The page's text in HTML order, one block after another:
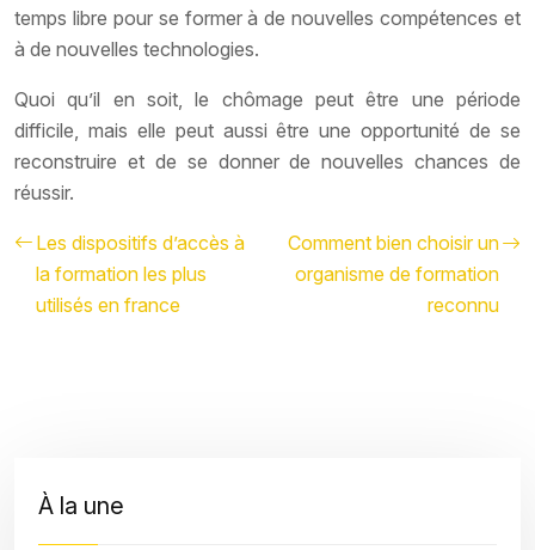
temps libre pour se former à de nouvelles compétences et
à de nouvelles technologies.
Quoi qu’il en soit, le chômage peut être une période
difficile, mais elle peut aussi être une opportunité de se
reconstruire et de se donner de nouvelles chances de
réussir.
Les dispositifs d’accès à
la formation les plus
utilisés en france
Comment bien choisir un
organisme de formation
reconnu
À la une